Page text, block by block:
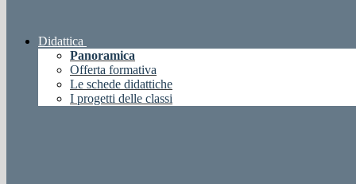
Didattica
Panoramica
Offerta formativa
Le schede didattiche
I progetti delle classi